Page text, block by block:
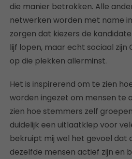
die manier betrokken. Alle
netwerken worden met name
zorgen dat kiezers de
lijf lopen, maar echt sociaal zijn
op die plekken allerminst.
Het is inspirerend om te zien
worden ingezet om mensen te
zien hoe stemmers zelf
duidelijk een uitlaatklep voor
bekruipt mij wel het gevoel dat
dezelfde mensen actief zijn en